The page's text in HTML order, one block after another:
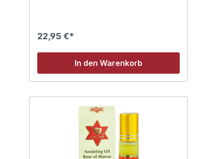
22,95 €*
In den Warenkorb